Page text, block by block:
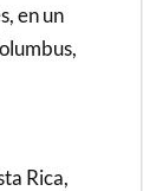
en un
Rica,